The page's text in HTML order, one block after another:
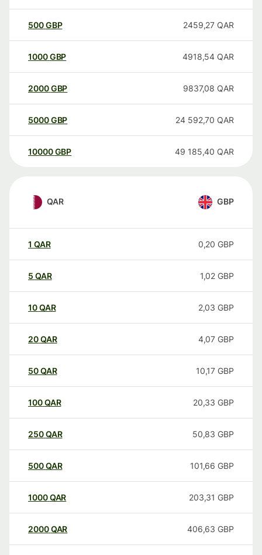
500GBP 2459,27 QAR
1000GBP 4918,54 QAR
2000GBP 9837,08 QAR
5000GBP 24 592,70 QAR
10000 GBP 49 185,40 QAR
QAR GBP
1 QAR 0,20 GBP
5 QAR 1,02 GBP
10QAR 2,03 GBP
20QAR 4,07 GBP
50QAR 10,17 GBP
100QAR 20,33 GBP
250QAR 50,83 GBP
500QAR 101,66 GBP
1000QAR 203,31 GBP
2000QAR 406,63 GBP